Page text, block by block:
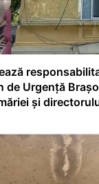
de Urgență
și
au renovat în